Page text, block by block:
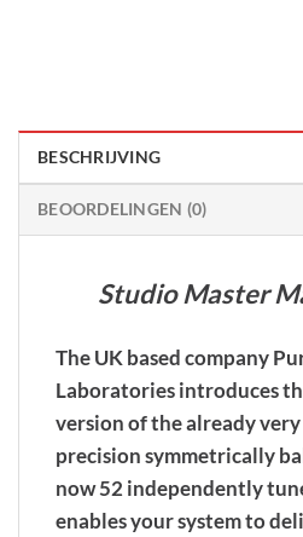
BESCHRIJVING
BEOORDELINGEN (0)
Studio Master
The UK based company
Laboratories introduces
version of the already
precision symmetrically
now 52 independently
enables your system to